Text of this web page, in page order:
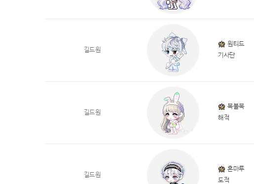
길드원
원티드
기사단
길드원
복불복
해적
길드원
혼마루
도적